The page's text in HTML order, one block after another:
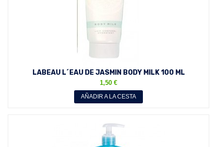
LABEAU L´EAU DE JASMIN BODY MILK 100 ML
1,50 €
AÑADIR A LA CESTA